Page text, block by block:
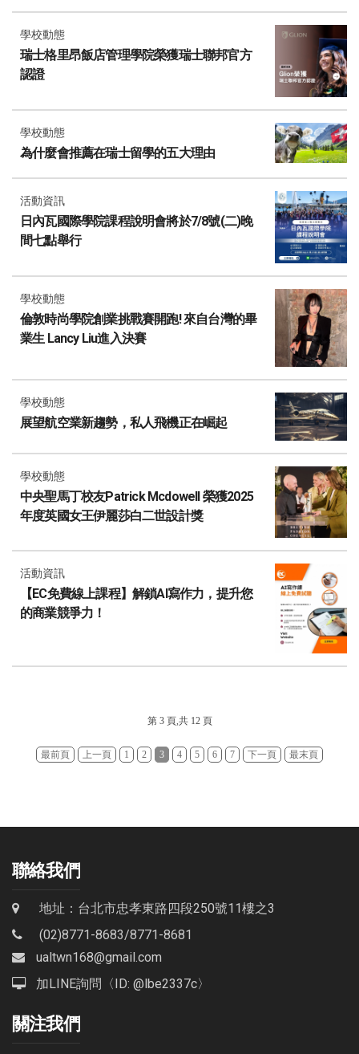
學校動態
瑞士格里昂飯店管理學院榮獲瑞士聯邦官方
認證
學校動態
為什麼會推薦在瑞士留學的五大理由
活動資訊
日內瓦國際學院課程說明會將於7/8號(二)晚
間七點舉行
學校動態
倫敦時尚學院創業挑戰賽開跑! 來自台灣的畢
業生 Lancy Liu進入決賽
學校動態
展望航空業新趨勢，私人飛機正在崛起
學校動態
中央聖馬丁校友Patrick Mcdowell 榮獲2025
年度英國女王伊麗莎白二世設計獎
活動資訊
【EC免費線上課程】解鎖AI寫作力，提升您
的商業競爭力！
第 3 頁,共 12 頁
最前頁 上一頁 1 2 3 4 5 6 7 下一頁 最末頁
聯絡我們
地址：台北市忠孝東路四段250號11樓之3
(02)8771-8683/8771-8681
ualtwn168@gmail.com
加LINE詢問〈ID: @lbe2337c〉
關注我們